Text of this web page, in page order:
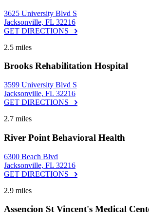
3625 University Blvd S
Jacksonville, FL 32216
GET DIRECTIONS
2.5 miles
Brooks Rehabilitation Hospital
3599 University Blvd S
Jacksonville, FL 32216
GET DIRECTIONS
2.7 miles
River Point Behavioral Health
6300 Beach Blvd
Jacksonville, FL 32216
GET DIRECTIONS
2.9 miles
Assencion St Vincent's Medical